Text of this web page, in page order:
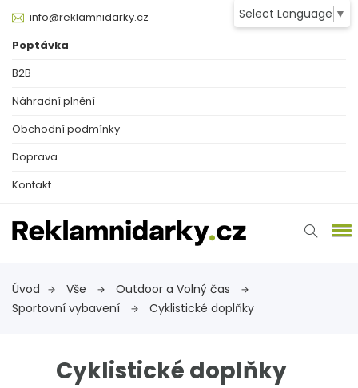
Select Language ▼
info@reklamnidarky.cz
Poptávka
B2B
Náhradní plnění
Obchodní podmínky
Doprava
Kontakt
Úvod Vše
Outdoor a Volný čas
Sportovní vybavení
Cyklistické doplňky
Cyklistické doplňky